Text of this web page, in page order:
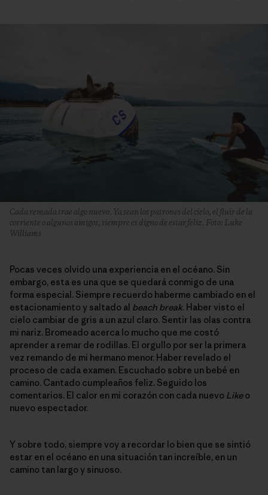
Cada remada trae algo nuevo. Ya sean los patrones del cielo, el fluir de la
corriente o algunos amigos, siempre es digno de estar feliz. Foto: Luke
Williams
Pocas veces olvido una experiencia en el océano. Sin
embargo, esta es una que se quedará conmigo de una
forma especial. Siempre recuerdo haberme cambiado en el
estacionamiento y saltado al beach break. Haber visto el
cielo cambiar de gris a un azul claro. Sentir las olas contra
mi nariz. Bromeado acerca lo mucho que me costó
aprender a remar de rodillas. El orgullo por ser la primera
vez remando de mi hermano menor. Haber revelado el
proceso de cada examen. Escuchado sobre un bebé en
camino. Cantado cumpleaños feliz. Seguido los
comentarios. El calor en mi corazón con cada nuevo Likeo
nuevo espectador.
Y sobre todo, siempre voy a recordar lo bien que se sintió
estar en el océano en una situación tan increíble, en un
camino tan largo y sinuoso.